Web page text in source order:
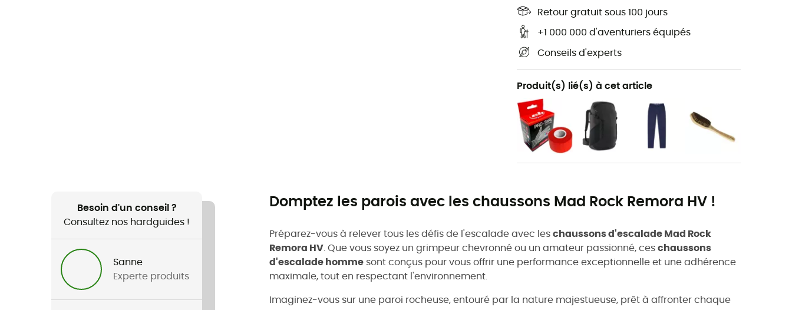
Retour gratuit sous 100 jours
+1 000 000 d'aventuriers équipés
Conseils d'experts
Produit(s) lié(s) à cet article
Besoin d'un conseil ?
Consultez nos hardguides !
Sanne
Experte produits
Domptez les parois avec les chaussons Mad Rock Remora HV !
Préparez-vous à relever tous les défis de l'escalade avec les chaussons d'escalade Mad Rock
Remora HV . Que vous soyez un grimpeur chevronné ou un amateur passionné, ces chaussons
d'escalade homme sont conçus pour vous offrir une performance exceptionnelle et une adhérence
maximale, tout en respectant l'environnement.
Imaginez-vous sur une paroi rocheuse, entouré par la nature majestueuse, prêt à affronter chaque